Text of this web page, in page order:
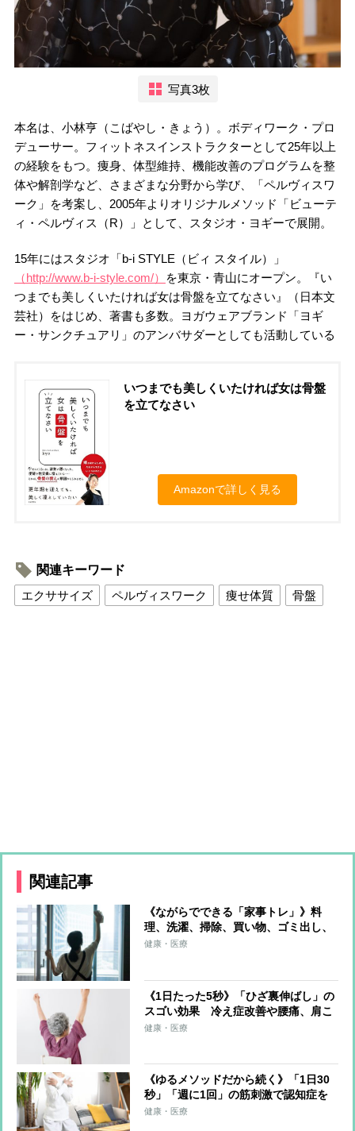
写真3枚
本名は、小林亨（こばやし・きょう）。ボディワーク・プロ
デューサー。フィットネスインストラクターとして25年以上
の経験をもつ。痩身、体型維持、機能改善のプログラムを整
体や解剖学など、さまざまな分野から学び、「ペルヴィスワ
ーク」を考案し、2005年よりオリジナルメソッド「ビューテ
ィ・ペルヴィス（R）」として、スタジオ・ヨギーで展開。
15年にはスタジオ「b-i STYLE（ビィ スタイル）」
（http://www.b-i-style.com/）
を東京・青山にオープン。『い
つまでも美しくいたければ女は骨盤を立てなさい』（日本文
芸社）をはじめ、著書も多数。ヨガウェアブランド「ヨギ
ー・サンクチュアリ」のアンバサダーとしても活動している
いつまでも美しくいたければ女は骨盤
を立てなさい
Amazonで詳しく見る
関連キーワード
エクササイズ
ペルヴィスワーク 痩せ体質 骨盤
関連記事
《ながらでできる「家事トレ」》料
理、洗濯、掃除、買い物、ゴミ出し、
水やり…すべてをエクササイズに！ト
健康・医療
《1日たった5秒》「ひざ裏伸ばし」の
スゴい効果 冷え症改善や腰痛、肩こ
り、片頭痛の軽減も
健康・医療
《ゆるメソッドだから続く》「1日30
秒」「週に1回」の筋刺激で認知症を
予防する「30秒スクワット」
健康・医療